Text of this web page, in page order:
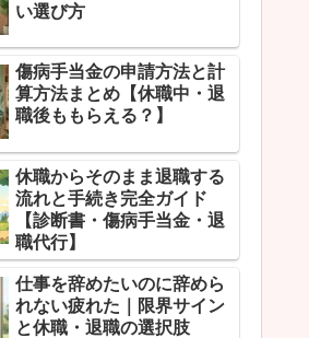
い選び方
傷病手当金の申請方法と計
算方法まとめ【休職中・退
職後ももらえる？】
休職からそのまま退職する
流れと手続き完全ガイド
【診断書・傷病手当金・退
職代行】
仕事を辞めたいのに辞めら
れない疲れた｜限界サイン
と休職・退職の選択肢